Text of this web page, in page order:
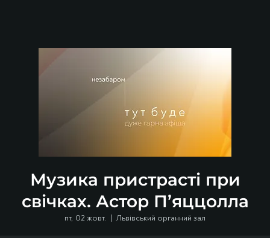
Музика пристрасті при
свічках. Астор П’яццолла
пт, 02 жовт.
  |
Львівський органний зал